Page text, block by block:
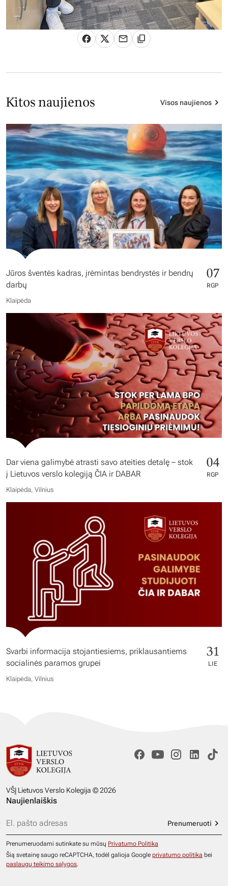
Kitos naujienos Visos naujienos
Jūros šventės kadras, įrėmintas bendrystės ir bendrų
darbų
07
RGP
Klaipėda
Dar viena galimybė atrasti savo ateities detalę – stok
į Lietuvos verslo kolegiją ČIA ir DABAR
04
RGP
Klaipėda, Vilnius
Svarbi informacija stojantiesiems, priklausantiems
socialinės paramos grupei
31
LIE
Klaipėda, Vilnius
VŠĮ Lietuvos Verslo Kolegija © 2026
Naujienlaiškis
Prenumeruoti
Prenumeruodami sutinkate su mūsų Privatumo Politika
Šią svetainę saugo reCAPTCHA, todėl galioja Google privatumo politika bei
paslaugų teikimo sąlygos.